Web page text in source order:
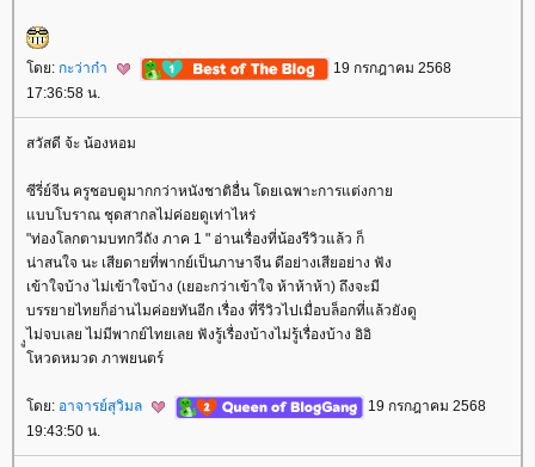
ดย: กะว่าก๋า
19 กรกฎาคม 2568
17:36:58 น.
สวัสดี จ้ะ น้องหอม
ซีรี่ย์จีน ครูชอบดูมากกว่าหนังชาติอื่น โดยเฉพาะการแต่งกา
บบโบราณ ชุดสากลไม่ค่อยดูเท่าไหร่
"ท่องโลกตามบทกวีถัง ภาค 1 " อ่านเรื่องที่น้องรีวิวแล้ว ก็
น่าสนใจ นะ เสียดายที่พากย์เป็นภาษาจีน ดีอย่างเสียอย่าง ฟัง
เข้าใจบ้าง ไม่เข้าใจบ้าง (เยอะกว่าเข้าใจ ห้าห้าห้า) ถึงจะมี
บรรยายไทยก็อ่านไมค่อยทันอีก เรื่อง ที่รีวิวไปเมื่อบล็อกที่แล้วยังดู
ุูไม่จบเลย ไม่มีพากย์ไทยเลย ฟังรู้เรื่องบ้างไม่รู้เรื่องบ้าง อิอิ
หวดหมวด ภาพยนตร์
ดย: อาจารย์สุวิมล
19 กรกฎาคม 2568
19:43:50 น.